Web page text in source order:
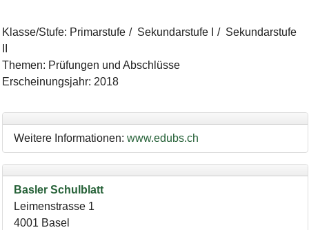
Klasse/Stufe: Primarstufe Sekundarstufe I
Sekundarstufe
Themen: Prüfungen und Abschlüsse
Erscheinungsjahr: 2018
Weitere Informationen: www.edubs.ch
Basler Schulblatt
Leimenstrasse 1
4001 Basel